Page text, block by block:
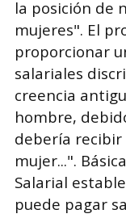
la posición de
mujeres". El
proporcionar
salariales
creencia
hombre,
debería recibir
mujer...".
Salarial
puede pagar